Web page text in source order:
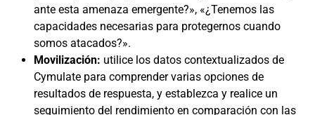
ante esta amenaza emergente?», «¿Tenemos las
capacidades necesarias para protegernos cuando
somos atacados?».
Movilización: utilice los datos contextualizados de
Cymulate para comprender varias opciones de
resultados de respuesta, y establezca y realice un
seguimiento del rendimiento en comparación con las